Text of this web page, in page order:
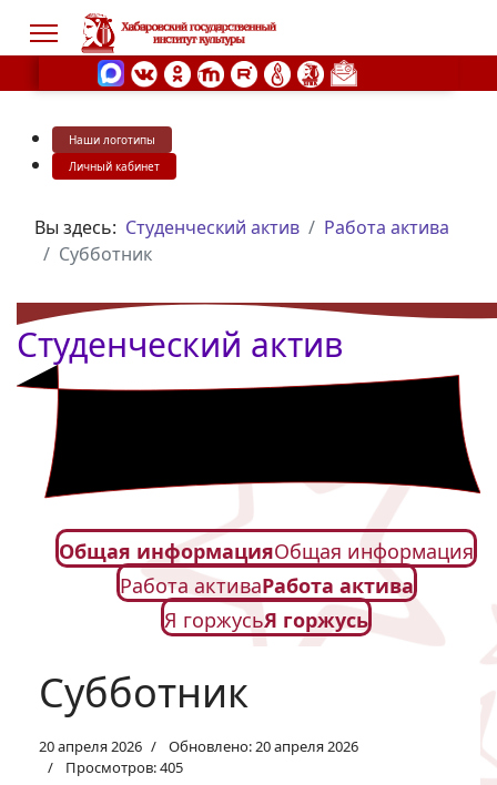
Наши логотипы
Личный кабинет
Вы здесь: Студенческий актив
Работа актива
Субботник
Студенческий актив
Общая информацияОбщая информация
Работа активаРабота актива
Я горжусьЯ горжусь
Субботник
20 апреля 2026
Обновлено: 20 апреля 2026
Просмотров: 405